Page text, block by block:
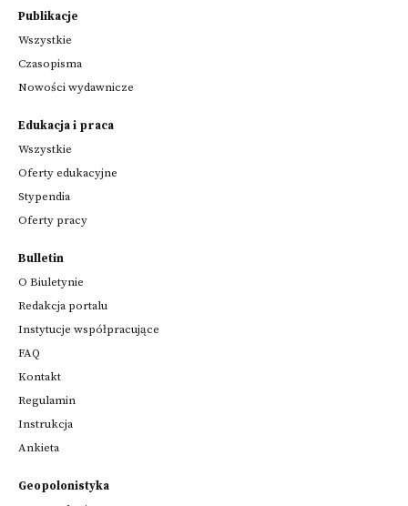
Publikacje
Wszystkie
Czasopisma
Nowości wydawnicze
Edukacja i praca
Wszystkie
Oferty edukacyjne
Stypendia
Oferty pracy
Bulletin
O Biuletynie
Redakcja portalu
Instytucje współpracujące
FAQ
Kontakt
Regulamin
Instrukcja
Ankieta
Geopolonistyka